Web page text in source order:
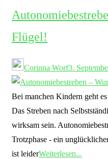
Flügel!
Corinna Worf3.
Bei manchen Kindern geht
Das Streben nach
wirksam sein.
Trotzphase - ein
ist leiderWeiterlesen...